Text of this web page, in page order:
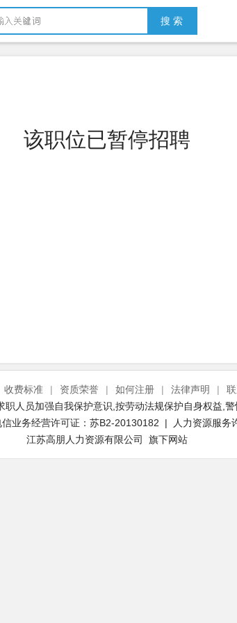
搜 索
该职位已暂停招聘
收费标准 | 资质荣誉 | 如何注册 | 法律声明 |
职人员加强自我保护意识,按劳动法规保护自身权益,
业务经营许可证：苏B2-20130182 | 人力资源服务
江苏高朋人力资源有限公司 旗下网站